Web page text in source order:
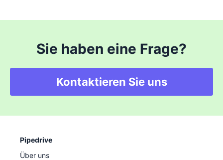
Sie haben eine Frage?
Kontaktieren Sie uns
Pipedrive
Über uns